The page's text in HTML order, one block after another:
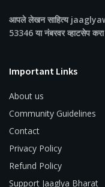
आपले लेखन साहित्य
53346 या नंबरवर व्हाटसेप करा
Important Links
About us
Community Guidelines
Contact
Privacy Policy
Refund Policy
Support Jaaglya Bharat